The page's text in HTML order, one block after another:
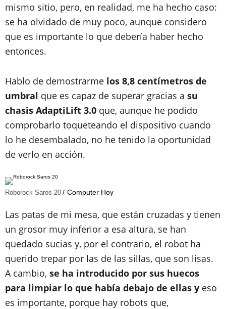
mismo sitio, pero, en realidad, me ha hecho caso:
se ha olvidado de muy poco, aunque considero
que es importante lo que debería haber hecho
entonces.
Hablo de demostrarme los 8,8 centímetros de
umbral que es capaz de superar gracias a su
chasis AdaptiLift 3.0 que, aunque he podido
comprobarlo toqueteando el dispositivo cuando
lo he desembalado, no he tenido la oportunidad
de verlo en acción.
Roborock Saros 20 Computer Hoy
Las patas de mi mesa, que están cruzadas y tienen
un grosor muy inferior a esa altura, se han
quedado sucias y, por el contrario, el robot ha
querido trepar por las de las sillas, que son lisas.
A cambio, se ha introducido por sus huecos
para limpiar lo que había debajo de ellas y eso
es importante, porque hay robots que,